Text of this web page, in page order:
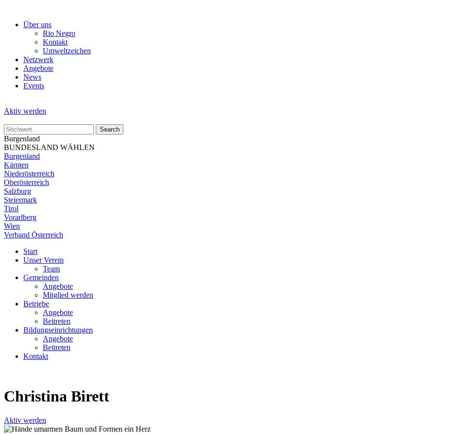
Über uns
Rio Negro
Kontakt
Umweltzeichen
Netzwerk
Angebote
News
Events
Aktiv werden
Burgenland
BUNDESLAND WÄHLEN
Burgenland
Kärnten
Niederösterreich
Oberösterreich
Salzburg
Steiermark
Tirol
Vorarlberg
Wien
Verband Österreich
Start
Unser Verein
Team
Gemeinden
Angebote
Mitglied werden
Betriebe
Angebote
Beitreten
Bildungseinrichtungen
Angebote
Beitreten
Kontakt
Christina Birett
Aktiv werden